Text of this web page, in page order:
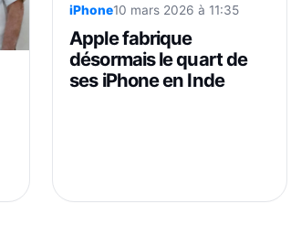
iPhone10 mars 2026 à 11:35
Apple fabrique
désormais le quart de
ses iPhone en Inde